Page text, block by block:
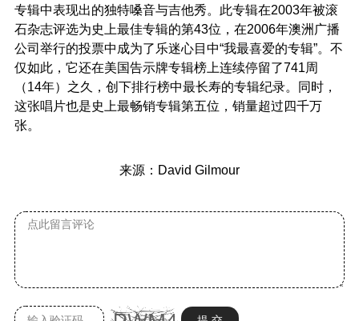
专辑中表现出的独特嗓音与吉他秀。此专辑在2003年被滚
石杂志评选为史上最佳专辑的第43位，在2006年澳洲广播
公司举行的投票中成为了乐迷心目中“我最喜爱的专辑”。不
仅如此，它还在美国告示牌专辑榜上连续停留了741周
（14年）之久，创下排行榜中最长寿的专辑纪录。同时，
这张唱片也是史上最畅销专辑第五位，销量超过四千万
张。
来源：David Gilmour